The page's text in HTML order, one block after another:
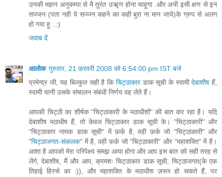
उनकी महान अनुकम्पा से मै तुरंत उॠण होना चाहूगा .और अभी इसी क्षण से इन
सज्जन (पता नही ये सज्ज्न कहने का कही बुरा ना मान जाये)के ग्रुप से अलग
हो गया हू ..:)
जवाब दें
आलोक गुरुवार, 21 फ़रवरी 2008 को 6:54:00 pm IST बजे
प्रमेन्द्र जी, यह बिल्कुल सही है कि चिट्ठाकारडाक सूची के स्वामीदेबाशीष हैं,
स्वामी यानी उसके संचालन संबंधी निर्णय वह लेते हैं।
आपकी चिट्ठी का शीर्षक "चिट्ठाकारी के मठाधीशों" की बात कर रहा है। यदि
देबाशीष मठाधीष हैं, तो केवल चिट्ठाकार डाक सूची के। "चिट्ठाकारी" और
"चिट्ठाकार नामक डाक सूची" में फ़र्क है, वही फ़र्क जो "चिट्ठाकारी" और
"चिट्ठाजगत-संकलक" में है, वही फ़र्क जो "चिट्ठाकारी" और "महाशक्ति" में है।
आशा है आपको मेरा परिपेक्ष्य समझ आया होगा और आप इस बात को सही तरह से
लेंगे, देबाशीष, मैं और आप, क्रमशः चिट्ठाकार डाक सूची, चिट्ठाजगत(के एक
तिहाई हिस्से का :)), और महाशक्ति के मठाधीश ज़रूर हो सकते हैं, पर